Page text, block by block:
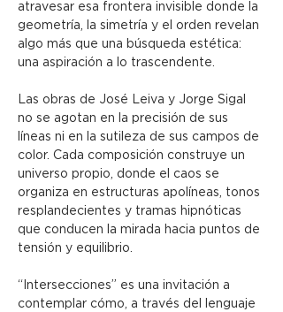
atravesar esa frontera invisible donde la
geometría, la simetría y el orden revelan
algo más que una búsqueda estética:
una aspiración a lo trascendente.
Las obras de José Leiva y Jorge Sigal
no se agotan en la precisión de sus
líneas ni en la sutileza de sus campos de
color. Cada composición construye un
universo propio, donde el caos se
organiza en estructuras apolíneas, tonos
resplandecientes y tramas hipnóticas
que conducen la mirada hacia puntos de
tensión y equilibrio.
“Intersecciones” es una invitación a
contemplar cómo, a través del lenguaje